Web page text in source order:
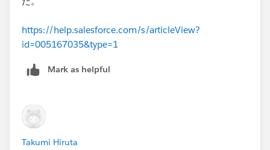
https://help.salesforce.com/s/articleView?
id=005167035&type=1
Mark as helpful
Takumi Hiruta